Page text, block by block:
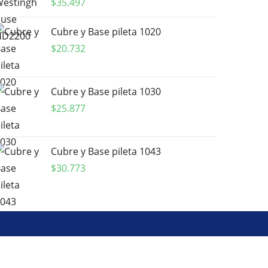
Cubre y Base pileta 1020
$20.732
Cubre y Base pileta 1030
$25.877
Cubre y Base pileta 1043
$30.773